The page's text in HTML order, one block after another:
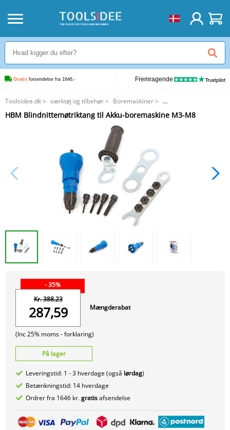
Gratis forsendelse fra 1646,- Fremragende
Toolsidee.dk> værktøj og tilbehør> Boremaskiner>
HBM Blindnittemøtriktang til Akku-boremaskine M3-M8
HBM Blindnittemøtriktang til Akku-boremaskine M3-M8
- 35%
Kr. 388.23
287,59
(Inc 25% moms -forklaring)
Mængderabat
På lager
Leveringstid: 1 - 3 hverdage (også lørdag)
Betænkningstid: 14 hverdage
Ordrer fra 1646 kr.gratisafsendelse